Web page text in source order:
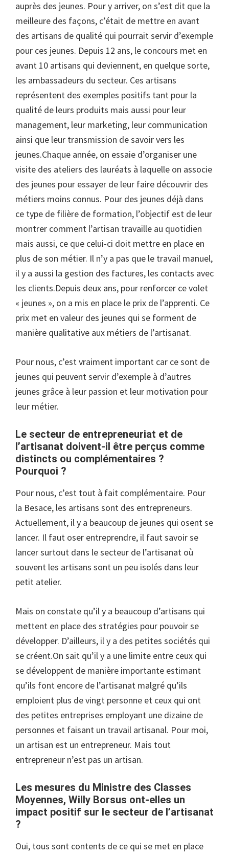
auprès des jeunes. Pour y arriver, on s’est dit que la
meilleure des façons, c’était de mettre en avant
des artisans de qualité qui pourrait servir d’exemple
pour ces jeunes. Depuis 12 ans, le concours met en
avant 10 artisans qui deviennent, en quelque sorte,
les ambassadeurs du secteur. Ces artisans
représentent des exemples positifs tant pour la
qualité de leurs produits mais aussi pour leur
management, leur marketing, leur communication
ainsi que leur transmission de savoir vers les
jeunes.Chaque année, on essaie d’organiser une
visite des ateliers des lauréats à laquelle on associe
des jeunes pour essayer de leur faire découvrir des
métiers moins connus. Pour des jeunes déjà dans
ce type de filière de formation, l’objectif est de leur
montrer comment l’artisan travaille au quotidien
mais aussi, ce que celui-ci doit mettre en place en
plus de son métier. Il n’y a pas que le travail manuel,
il y a aussi la gestion des factures, les contacts avec
les clients.Depuis deux ans, pour renforcer ce volet
« jeunes », on a mis en place le prix de l’apprenti. Ce
prix met en valeur des jeunes qui se forment de
manière qualitative aux métiers de l’artisanat.
Pour nous, c’est vraiment important car ce sont de
jeunes qui peuvent servir d’exemple à d’autres
jeunes grâce à leur passion et leur motivation pour
leur métier.
Le secteur de entrepreneuriat et de
l’artisanat doivent-il être perçus comme
distincts ou complémentaires ?
Pourquoi ?
Pour nous, c’est tout à fait complémentaire. Pour
la Besace, les artisans sont des entrepreneurs.
Actuellement, il y a beaucoup de jeunes qui osent se
lancer. Il faut oser entreprendre, il faut savoir se
lancer surtout dans le secteur de l’artisanat où
souvent les artisans sont un peu isolés dans leur
petit atelier.
Mais on constate qu’il y a beaucoup d’artisans qui
mettent en place des stratégies pour pouvoir se
développer. D’ailleurs, il y a des petites sociétés qui
se créent.On sait qu’il y a une limite entre ceux qui
se développent de manière importante estimant
qu’ils font encore de l’artisanat malgré qu’ils
emploient plus de vingt personne et ceux qui ont
des petites entreprises employant une dizaine de
personnes et faisant un travail artisanal. Pour moi,
un artisan est un entrepreneur. Mais tout
entrepreneur n’est pas un artisan.
Les mesures du Ministre des Classes
Moyennes, Willy Borsus ont-elles un
impact positif sur le secteur de l’artisanat
?
Oui, tous sont contents de ce qui se met en place